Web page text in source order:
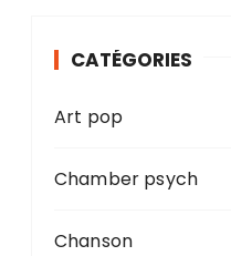
CATÉGORIES
Art pop
Chamber psych
Chanson